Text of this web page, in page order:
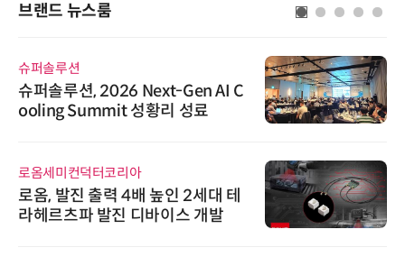
브랜드 뉴스룸
슈퍼솔루션
슈퍼솔루션, 2026 Next-Gen AI C
ooling Summit 성황리 성료
로옴세미컨덕터코리아
로옴, 발진 출력 4배 높인 2세대 테
라헤르츠파 발진 디바이스 개발